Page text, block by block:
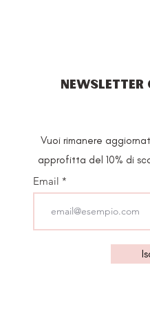
NEWSLETTER
Vuoi rimanere
approfitta del 10% di
Email